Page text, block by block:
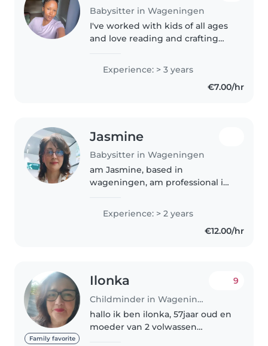
Babysitter in Wageningen
I've worked with kids of all ages
and love reading and crafting
for your family!
Experience: > 3 years
€7.00/hr
Jasmine
Babysitter in Wageningen
am Jasmine, based in
wageningen, am professional in
but I look gor small part time
baby sitt role :)
Experience: > 2 years
€12.00/hr
Family favorite
Ilonka
Childminder in Wageningen
9
hallo ik ben ilonka, 57jaar oud en
moeder van 2 volwassen